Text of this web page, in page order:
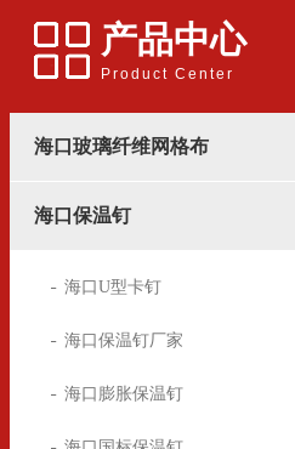
产品中心
Product Center
海口玻璃纤维网格布
海口保温钉
海口U型卡钉
海口保温钉厂家
海口膨胀保温钉